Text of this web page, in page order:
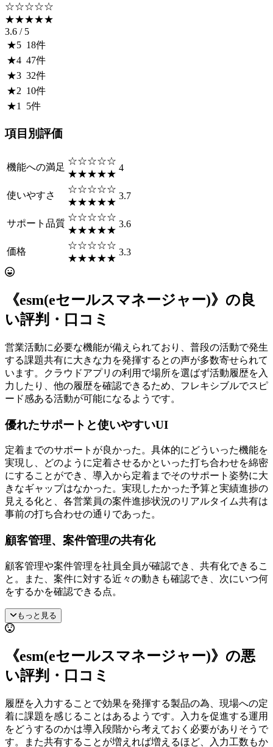
☆☆☆☆☆
★★★★★
3.6 / 5
★5 18件
★4 47件
★3 32件
★2 10件
★1 5件
項目別評価
機能への満足
☆☆☆☆☆
★★★★★
4
使いやすさ
☆☆☆☆☆
★★★★★
3.7
サポート品質
☆☆☆☆☆
★★★★★
3.6
価格
☆☆☆☆☆
★★★★★
3.3
《esm(eセールスマネージャー)》の良
い評判・口コミ
営業活動に必要な機能が備えられており、普段の活動で発生
する課題共有に大きな力を発揮するとの声が多数寄せられて
います。クラウドアプリの利用で場所を選ばず活動履歴を入
力したり、他の履歴を確認できるため、フレキシブルでスピ
ード感ある活動が可能になるようです。
優れたサポートと使いやすいUI
定着までのサポートが良かった。具体的にどういった機能を
実現し、どのように定着させるかといった打ち合わせを綿密
にすることができ、導入から定着までそのサポート姿勢に大
きなギャップはなかった。実現したかった予算と実績進捗の
見える化と、各営業員の案件進捗状況のリアルタイム共有は
事前の打ち合わせの通りであった。
顧客管理、案件管理の共有化
顧客管理や案件管理を社員全員が確認でき、共有化できるこ
と。また、案件に対する近々の動きも確認でき、次にいつ何
をするかを確認できる点。
もっと見る
《esm(eセールスマネージャー)》の悪
い評判・口コミ
履歴を入力することで効果を発揮する製品の為、現場への定
着に課題を感じることはあるようです。入力を促進する運用
をどうするのかは導入段階から考えておく必要がありそうで
す。また共有することが増えれば増えるほど、入力工数もか